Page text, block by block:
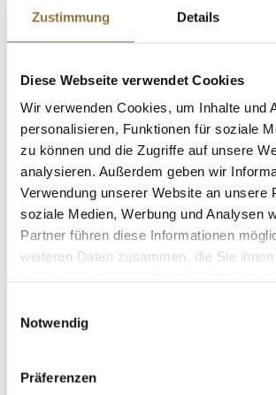
Zustimmung Details
Diese Webseite verwendet Cookies
Wir verwenden Cookies, um Inhalte und
personalisieren, Funktionen für soziale
zu können und die Zugriffe auf unsere
analysieren. Außerdem geben wir
Verwendung unserer Website an unsere
soziale Medien, Werbung und Analysen
Partner führen diese Informationen
weiteren Daten zusammen, die Sie
Notwendig
Präferenzen
St.
Lebensmittelfarbe
wasserlöslich, 9106,
Art.Nr.:14871
€ 24,95
€ 499,00/ kg